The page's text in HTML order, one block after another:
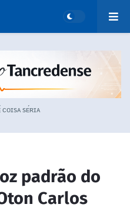
sᴇ́ʀɪᴀ
padrão do
Carlos